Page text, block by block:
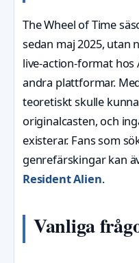
The Wheel of Time
sedan maj 2025, utan
live-action-format hos
andra plattformar.
teoretiskt skulle
originalcasten, och
existerar. Fans som
genrefärskingar kan
Resident Alien.
Vanliga